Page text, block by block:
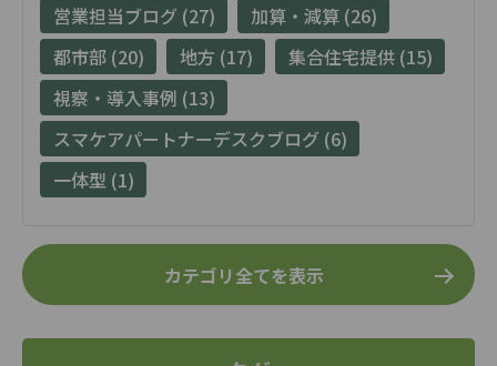
営業担当ブログ (27)
加算・減算 (26)
都市部 (20)
地方 (17)
集合住宅提供 (15)
視察・導入事例 (13)
スマケアパートナーデスクブログ (6)
一体型 (1)
カテゴリ全てを表示